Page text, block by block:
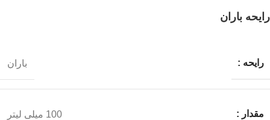
رایحه باران
رایحه : باران
مقدار : 100 میلی لیتر